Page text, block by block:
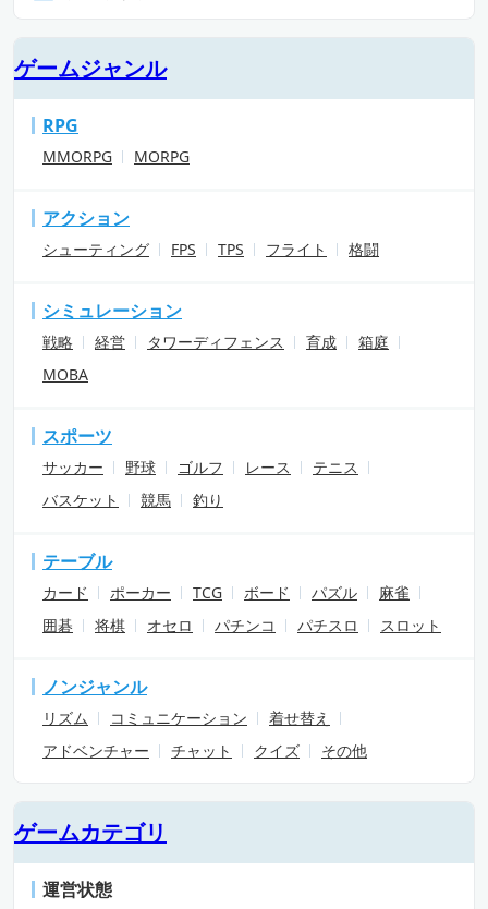
ゲームジャンル
RPG
MMORPG MORPG
アクション
シューティング FPS TPS フライト 格闘
シミュレーション
戦略 経営 タワーディフェンス 育成
箱庭
MOBA
スポーツ
サッカー 野球 ゴルフ レース
テニス
バスケット
競馬 釣り
テーブル
カード ポーカー TCG ボード パズル
麻雀
囲碁
将棋 オセロ パチンコ パチスロ スロット
ノンジャンル
リズム コミュニケーション
着せ替え
アドベンチャー
チャット クイズ その他
ゲームカテゴリ
運営状態